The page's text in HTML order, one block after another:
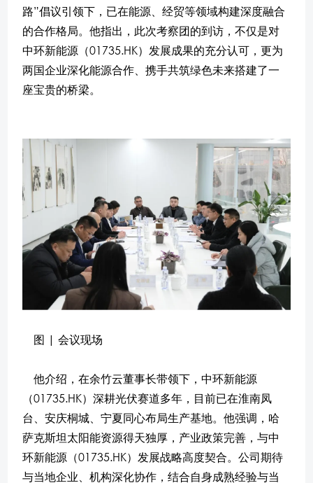
路”倡议引领下，已在能源、经贸等领域构建深度融合
的合作格局。他指出，此次考察团的到访，不仅是对
中环新能源（01735.HK）发展成果的充分认可，更为
两国企业深化能源合作、携手共筑绿色未来搭建了一
座宝贵的桥梁。
图 | 会议现场
他介绍，在余竹云董事长带领下，中环新能源
（01735.HK）深耕光伏赛道多年，目前已在淮南凤
台、安庆桐城、宁夏同心布局生产基地。他强调，哈
萨克斯坦太阳能资源得天独厚，产业政策完善，与中
环新能源（01735.HK）发展战略高度契合。公司期待
与当地企业、机构深化协作，结合自身成熟经验与当